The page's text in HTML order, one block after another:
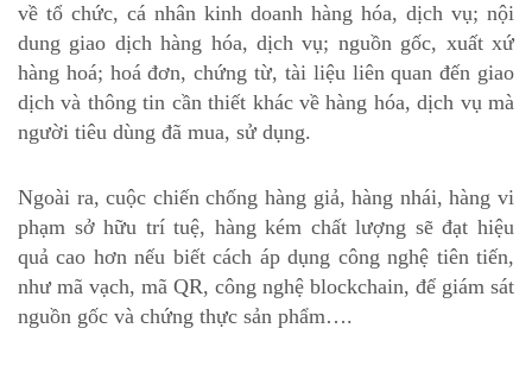
về tổ chức, cá nhân kinh doanh hàng hóa, dịch vụ; nội
dung giao dịch hàng hóa, dịch vụ; nguồn gốc, xuất xứ
hàng hoá; hoá đơn, chứng từ, tài liệu liên quan đến giao
dịch và thông tin cần thiết khác về hàng hóa, dịch vụ mà
người tiêu dùng đã mua, sử dụng.
Ngoài ra, cuộc chiến chống hàng giả, hàng nhái, hàng vi
phạm sở hữu trí tuệ, hàng kém chất lượng sẽ đạt hiệu
quả cao hơn nếu biết cách áp dụng công nghệ tiên tiến,
như mã vạch, mã QR, công nghệ blockchain, để giám sát
nguồn gốc và chứng thực sản phẩm….